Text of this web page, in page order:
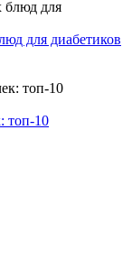
для диабетиков
топ-10